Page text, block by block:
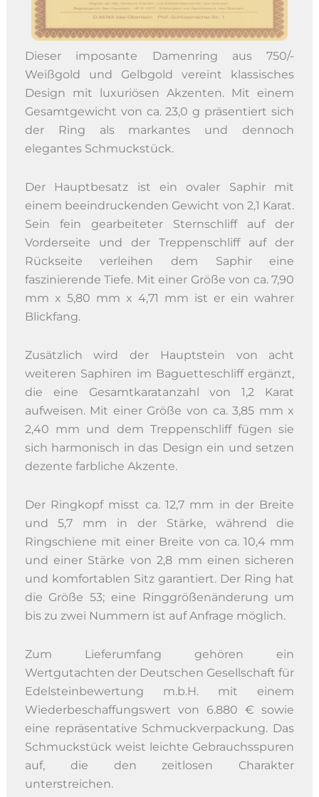
Dieser imposante Damenring aus 750/-
Weißgold und Gelbgold vereint klassisches
Design mit luxuriösen Akzenten. Mit einem
Gesamtgewicht von ca. 23,0 g präsentiert sich
der Ring als markantes und dennoch
elegantes Schmuckstück.
Der Hauptbesatz ist ein ovaler Saphir mit
einem beeindruckenden Gewicht von 2,1 Karat.
Sein fein gearbeiteter Sternschliff auf der
Vorderseite und der Treppenschliff auf der
Rückseite verleihen dem Saphir eine
faszinierende Tiefe. Mit einer Größe von ca. 7,90
mm x 5,80 mm x 4,71 mm ist er ein wahrer
Blickfang.
Zusätzlich wird der Hauptstein von acht
weiteren Saphiren im Baguetteschliff ergänzt,
die eine Gesamtkaratanzahl von 1,2 Karat
aufweisen. Mit einer Größe von ca. 3,85 mm x
2,40 mm und dem Treppenschliff fügen sie
sich harmonisch in das Design ein und setzen
dezente farbliche Akzente.
Der Ringkopf misst ca. 12,7 mm in der Breite
und 5,7 mm in der Stärke, während die
Ringschiene mit einer Breite von ca. 10,4 mm
und einer Stärke von 2,8 mm einen sicheren
und komfortablen Sitz garantiert. Der Ring hat
die Größe 53; eine Ringgrößenänderung um
bis zu zwei Nummern ist auf Anfrage möglich.
Zum Lieferumfang gehören ein
Wertgutachten der Deutschen Gesellschaft für
Edelsteinbewertung m.b.H. mit einem
Wiederbeschaffungswert von 6.880 € sowie
eine repräsentative Schmuckverpackung. Das
Schmuckstück weist leichte Gebrauchsspuren
auf, die den zeitlosen Charakter
unterstreichen.